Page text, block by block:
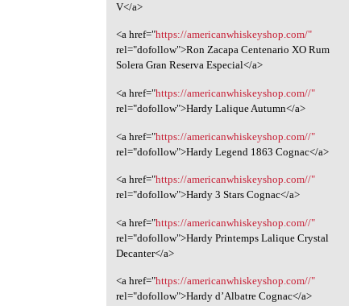
V</a>
<a href="https://americanwhiskeyshop.com/"
rel="dofollow">Ron Zacapa Centenario XO Rum
Solera Gran Reserva Especial</a>
<a href="https://americanwhiskeyshop.com//"
rel="dofollow">Hardy Lalique Autumn</a>
<a href="https://americanwhiskeyshop.com//"
rel="dofollow">Hardy Legend 1863 Cognac</a>
<a href="https://americanwhiskeyshop.com//"
rel="dofollow">Hardy 3 Stars Cognac</a>
<a href="https://americanwhiskeyshop.com//"
rel="dofollow">Hardy Printemps Lalique Crystal
Decanter</a>
<a href="https://americanwhiskeyshop.com//"
rel="dofollow">Hardy d’Albatre Cognac</a>